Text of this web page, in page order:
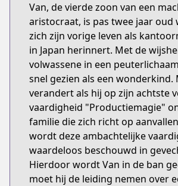
Van, de vierde zoon van een
aristocraat, is pas twee jaar oud
zich zijn vorige leven als
in Japan herinnert. Met de
volwassene in een
snel gezien als een wonderkind.
verandert als hij op zijn achtste
vaardigheid "Productiemagie"
familie die zich richt op
wordt deze ambachtelijke
waardeloos beschouwd in
Hierdoor wordt Van in de ban
moet hij de leiding nemen over